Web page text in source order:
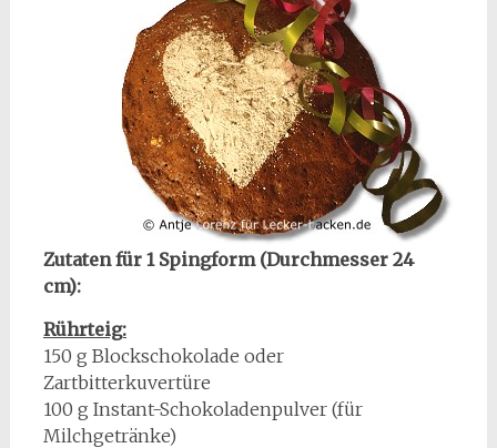
Zutaten für 1 Spingform (Durchmesser 24
cm):
Rührteig:
150 g Blockschokolade oder
Zartbitterkuvertüre
100 g Instant-Schokoladenpulver (für
Milchgetränke)